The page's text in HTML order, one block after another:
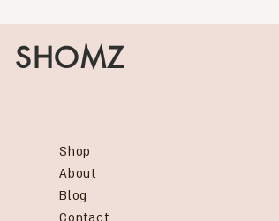
SHOMZ
Shop
About
Blog